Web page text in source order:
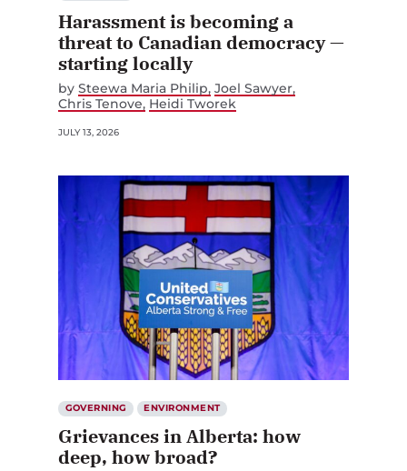
Harassment is becoming a
threat to Canadian democracy —
starting locally
by Steewa Maria Philip Joel Sawyer
Chris Tenove Heidi Tworek
JULY 13, 2026
GOVERNING ENVIRONMENT
Grievances in Alberta: how
deep, how broad?